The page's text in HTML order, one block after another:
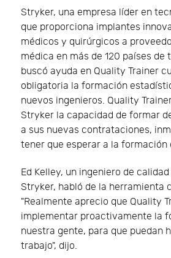
Stryker, una empresa líder en
que proporciona implantes
médicos y quirúrgicos a
médica en más de 120 países de
buscó ayuda en Quality Trainer
obligatoria la formación
nuevos ingenieros. Quality
Stryker la capacidad de formar
a sus nuevas contrataciones,
tener que esperar a la formación
Ed Kelley, un ingeniero de
Stryker, habló de la herramienta
"Realmente aprecio que Quality
implementar proactivamente la
nuestra gente, para que puedan
trabajo", dijo.